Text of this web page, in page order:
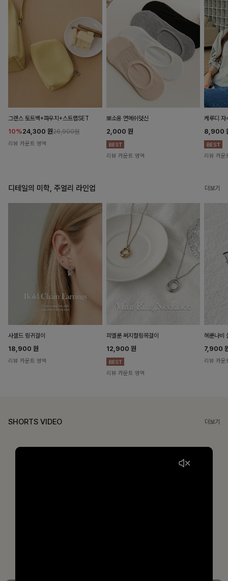
그렌스 토트백+파우치+스트랩SET
10%24,300 원26,900원
리뷰 카운트 영역
뽀소옹 면메쉬덧신
2,000 원
리뷰 카운트 영역
케루디 자
8,900
리뷰 카운
디테일의 미학, 주얼리 라인업 더보기
사셀드 링귀걸이
18,900 원
리뷰 카운트 영역
피엘룬 써지컬링목걸이
12,900 원
리뷰 카운트 영역
헤룬나비
7,900
리뷰 카운
SHORTS VIDEO 더보기